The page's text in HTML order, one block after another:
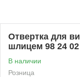
Отвертка для
шлицем 98 24 02
В наличии
Розница